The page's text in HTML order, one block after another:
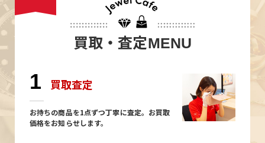
買取・査定MENU
1 買取査定
お持ちの商品を1点ずつ丁寧に査定。お買取
価格をお知らせします。